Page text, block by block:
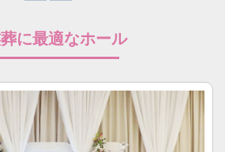
に最適なホール